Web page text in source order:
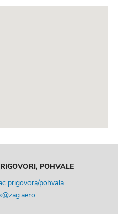
POHVALE
prigovora/pohvala